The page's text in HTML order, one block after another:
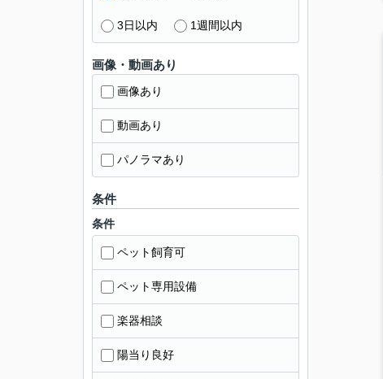
3日以内 1週間以内
画像・動画あり
画像あり
動画あり
パノラマあり
条件
条件
ペット飼育可
ペット専用設備
楽器相談
陽当り良好